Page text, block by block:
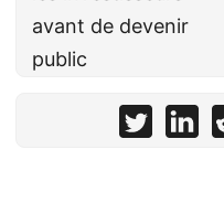
avant de devenir
public